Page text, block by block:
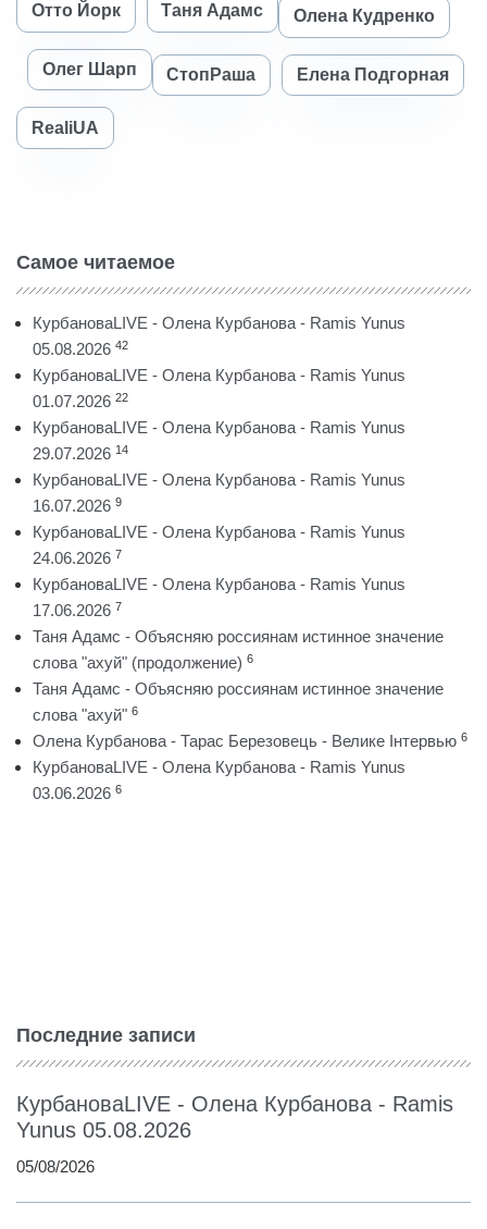
Отто Йорк Таня Адамс Олена Кудренко
Олег Шарп СтопРаша Елена Подгорная
RealiUA
Самое читаемое
КурбановаLIVE - Олена Курбанова - Ramis Yunus
05.08.2026 42
КурбановаLIVE - Олена Курбанова - Ramis Yunus
01.07.2026 22
КурбановаLIVE - Олена Курбанова - Ramis Yunus
29.07.2026 14
КурбановаLIVE - Олена Курбанова - Ramis Yunus
16.07.2026 9
КурбановаLIVE - Олена Курбанова - Ramis Yunus
24.06.2026 7
КурбановаLIVE - Олена Курбанова - Ramis Yunus
17.06.2026 7
Таня Адамс - Объясняю россиянам истинное значение
слова "ахуй" (продолжение) 6
Таня Адамс - Объясняю россиянам истинное значение
слова "ахуй" 6
Олена Курбанова - Тарас Березовець - Велике Інтервью 6
КурбановаLIVE - Олена Курбанова - Ramis Yunus
03.06.2026 6
Последние записи
КурбановаLIVE - Олена Курбанова - Ramis
Yunus 05.08.2026
05/08/2026